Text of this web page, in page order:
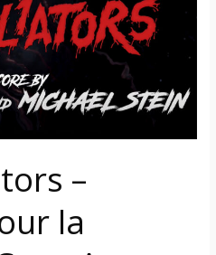
–
la